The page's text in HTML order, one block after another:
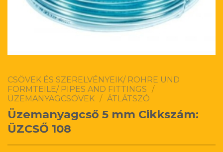
CSÖVEK ÉS SZERELVÉNYEIK/ ROHRE UND
FORMTEILE/ PIPES AND FITTINGS /
ÜZEMANYAGCSÖVEK / ÁTLÁTSZÓ
Üzemanyagcső 5 mm Cikkszám:
ÜZCSŐ 108